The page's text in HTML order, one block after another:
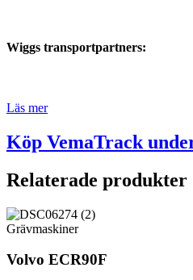
Wiggs transportpartners:
Läs mer
Köp VemaTrack
Relaterade produkter
Grävmaskiner
Volvo ECR90F